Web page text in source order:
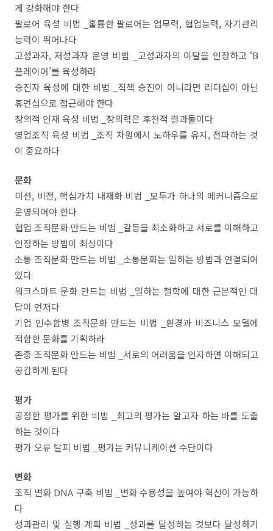
게 강화해야 한다
팔로어 육성 비법 _훌륭한 팔로어는 업무력, 협업능력, 자기관리
능력이 뛰어나다
고성과자, 저성과자 운영 비법 _고성과자의 이탈을 인정하고 ‘B
플레이어’를 육성하라
승진자 육성에 대한 비법 _직책 승진이 아니라면 리더십이 아닌
휴먼십으로 접근해야 한다
창의적 인재 육성 비법 _창의력은 후천적 결과물이다
영업조직 육성 비법 _조직 차원에서 노하우를 유지, 전파하는 것
이 중요하다
문화
미션, 비전, 핵심가치 내재화 비법 _모두가 하나의 메커니즘으로
운영되어야 한다
협업 조직문화 만드는 비법 _갈등을 최소화하고 서로를 이해하고
인정하는 방법이 최상이다
소통 조직문화 만드는 비법 _소통문화는 일하는 방법과 연결되어
있다
워크스마트 문화 만드는 비법 _일하는 철학에 대한 근본적인 대
답이 먼저다
기업 인수합병 조직문화 만드는 비법 _환경과 비즈니스 모델에
적합한 문화를 기획하라
존중 조직문화 만드는 비법 _서로의 어려움을 인지하면 이해되고
공감하게 된다
평가
공정한 평가를 위한 비법 _최고의 평가는 알고자 하는 바를 도출
하는 것이다
평가 오류 탈피 비법 _평가는 커뮤니케이션 수단이다
변화
조직 변화 DNA 구축 비법 _변화 수용성을 높여야 혁신이 가능하
다
성과관리 및 실행 계획 비법 _성과를 달성하는 것보다 달성하기